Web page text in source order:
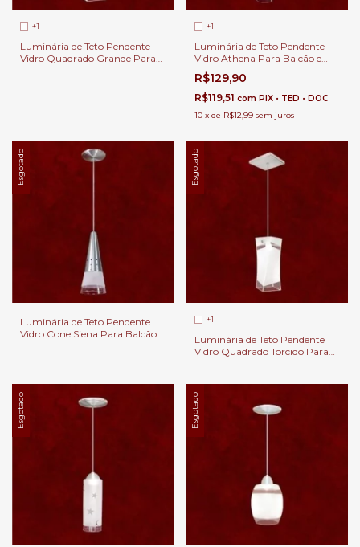
+1
Luminária de Teto Pendente
Vidro Quadrado Grande Para
+1
Luminária de Teto Pendente
Vidro Athena Para Balcão e
Cabeceira de Cama.
R$129,90
R$119,51 com PIX • TED • DOC
10 x de R$12,99 sem juros
Esgotado
Luminária de Teto Pendente
Vidro Cone Siena Para Balcão e
Esgotado
+1
Luminária de Teto Pendente
Vidro Quadrado Torcido Para
Esgotado Esgotado